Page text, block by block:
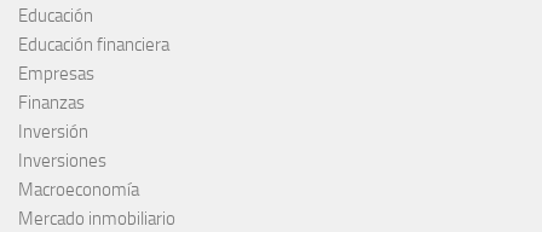
Educación
Educación financiera
Empresas
Finanzas
Inversión
Inversiones
Macroeconomía
Mercado inmobiliario